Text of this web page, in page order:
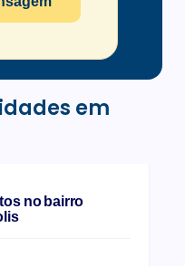
em
no bairro